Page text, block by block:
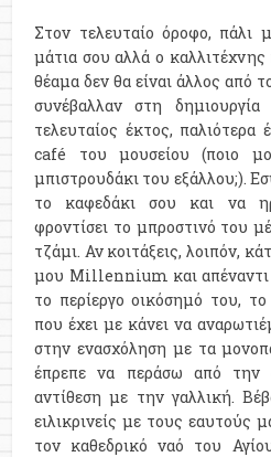
Στον τελευταίο όροφο, πάλι
μάτια σου αλλά ο
θέαμα δεν θα είναι άλλος από
συνέβαλλαν στη
τελευταίος έκτος, παλιότερα
café του μουσείου (ποιο
μπιστρουδάκι του εξάλλου;).
το καφεδάκι σου και να
φροντίσει το μπροστινό του
τζάμι. Αν κοιτάξεις, λοιπόν,
μου Millennium και
το περίεργο οικόσημό του,
που έχει με κάνει να
στην ενασχόληση με τα
έπρεπε να περάσω από την
αντίθεση με την γαλλική.
ειλικρινείς με τους εαυτούς
τον καθεδρικό ναό του